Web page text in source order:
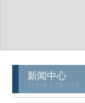
新闻中心
SERVICE CENTER